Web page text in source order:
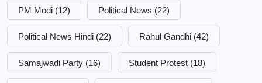
PM Modi (12) Political News (22)
Political News Hindi (22) Rahul Gandhi (42)
Samajwadi Party (16) Student Protest (18)